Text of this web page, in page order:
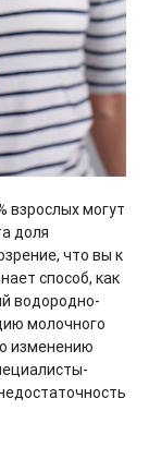
взрослых могут
доля
что вы к
способ, как
водородно-
молочного
изменению